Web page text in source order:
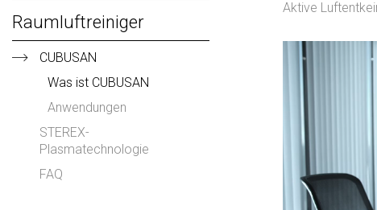
Raumluftreiniger
CUBUSAN
Was ist CUBUSAN
Anwendungen
STEREX-
Plasmatechnologie
FAQ
Aktive